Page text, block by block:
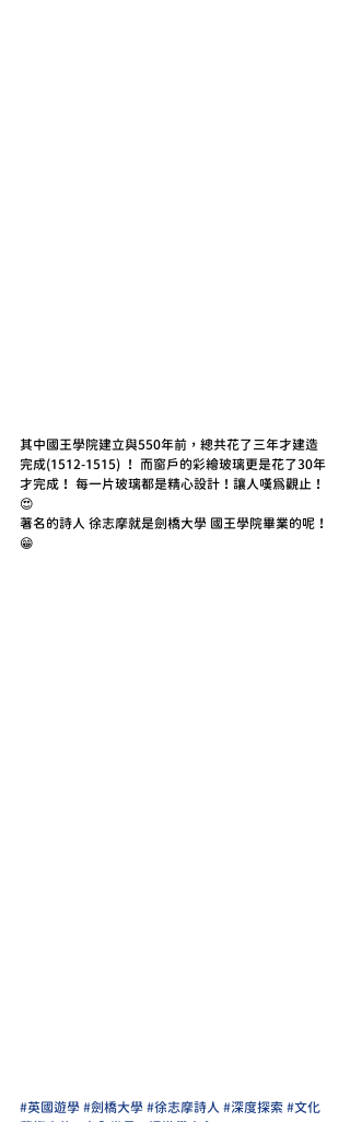
其中國王學院建立與550年前，總共花了三年才建造
完成(1512-1515) ！ 而窗戶的彩繪玻璃更是花了30年
才完成！ 每一片玻璃都是精心設計！讓人嘆為觀止！
😍
著名的詩人 徐志摩就是劍橋大學 國王學院畢業的呢！
😁
#英國遊學 #劍橋大學 #徐志摩詩人 #深度探索 #文化